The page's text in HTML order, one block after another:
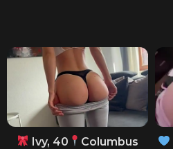
Ivy, 40 Columbus